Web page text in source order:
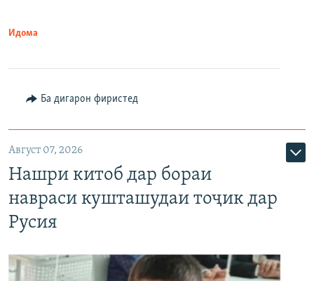
Идома
Ба дигарон фиристед
Август 07, 2026
Нашри китоб дар бораи
навраси кушташудаи тоҷик дар
Русия